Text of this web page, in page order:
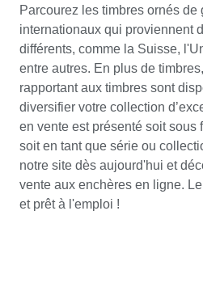
Parcourez les timbres ornés de
internationaux qui proviennent
différents, comme la Suisse,
entre autres. En plus de
rapportant aux timbres sont
diversifier votre collection
en vente est présenté soit sous
soit en tant que série ou
notre site dès aujourd'hui et
vente aux enchères en ligne.
et prêt à l'emploi !